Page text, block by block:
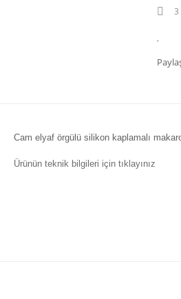
3
Cam elyaf örgülü silikon kaplamalı
Ürünün teknik bilgileri için tıklayınız